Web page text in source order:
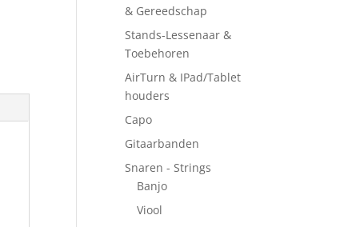
& Gereedschap
Stands-Lessenaar &
Toebehoren
AirTurn & IPad/Tablet
houders
Capo
Gitaarbanden
Snaren - Strings
Banjo
Viool